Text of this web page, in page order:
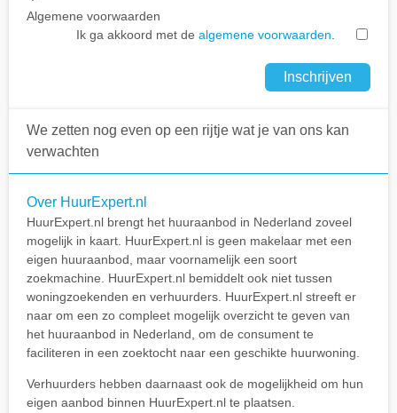
Algemene voorwaarden
Ik ga akkoord met de algemene voorwaarden
Inschrijven
We zetten nog even op een rijtje wat je van ons kan
verwachten
Over HuurExpert.nl
HuurExpert.nl brengt het huuraanbod in Nederland zoveel
mogelijk in kaart. HuurExpert.nl is geen makelaar met een
eigen huuraanbod, maar voornamelijk een soort
zoekmachine. HuurExpert.nl bemiddelt ook niet tussen
woningzoekenden en verhuurders. HuurExpert.nl streeft er
naar om een zo compleet mogelijk overzicht te geven van
het huuraanbod in Nederland, om de consument te
faciliteren in een zoektocht naar een geschikte huurwoning.
Verhuurders hebben daarnaast ook de mogelijkheid om hun
eigen aanbod binnen HuurExpert.nl te plaatsen.